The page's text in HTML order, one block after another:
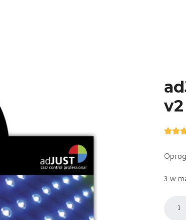
v2
na
5
3 w
adJUST